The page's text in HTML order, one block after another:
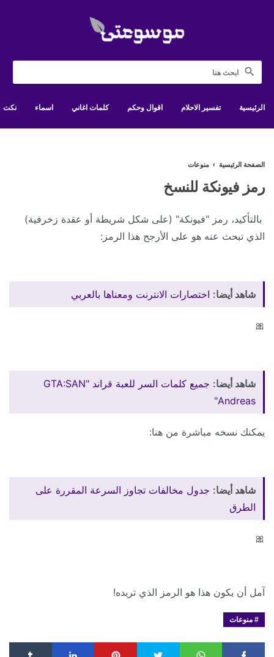
الرئيسية تفسير الاحلام اقوال وحكم كلمات اغاني اسماء نكت
الصفحة الرئيسية › منوعات
رمز فيونكة للنسخ
بالتأكيد، رمز "فيونكة" (على شكل شريطة أو عقدة زخرفية)
الذي تبحث عنه هو على الأرجح هذا الرمز:
شاهد أيضا: اختصارات الانترنت ومعناها بالعربي
🎀
شاهد أيضا:
جميع كلمات السر للعبة قراند "GTA:SAN
Andreas"
يمكنك نسخه مباشرة من هنا:
شاهد أيضا: جدول مخالفات تجاوز السرعة المقررة على
الطرق
🎀
آمل أن يكون هذا هو الرمز الذي تريده!
منوعات